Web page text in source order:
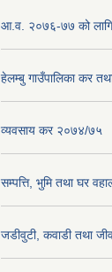
आ.व. २०७६-७७ को
हेलम्बु गाउँपालिका कर
व्यवसाय कर २०७४/७५
सम्पत्ति, भुमि तथा घर
जडीवुटी, कवाडी तथा